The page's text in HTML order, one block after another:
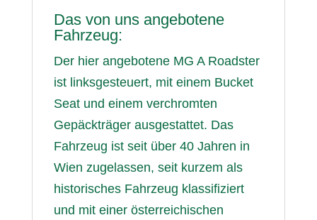
Das von uns angebotene
Fahrzeug:
Der hier angebotene MG A Roadster
ist linksgesteuert, mit einem Bucket
Seat und einem verchromten
Gepäckträger ausgestattet. Das
Fahrzeug ist seit über 40 Jahren in
Wien zugelassen, seit kurzem als
historisches Fahrzeug klassifiziert
und mit einer österreichischen